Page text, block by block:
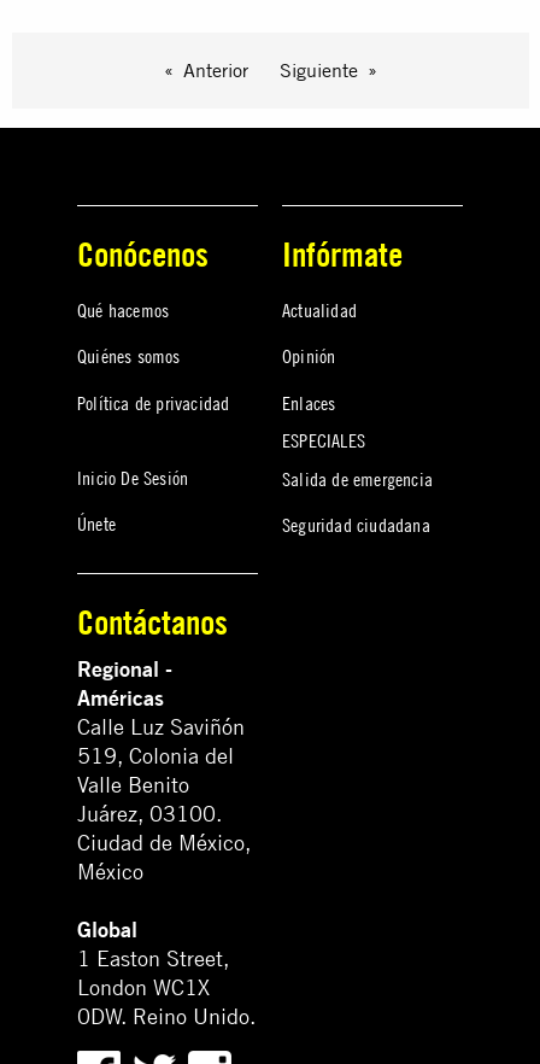
Anterior Siguiente
Conócenos
Qué hacemos
Quiénes somos
Política de privacidad
Inicio De Sesión
Únete
Infórmate
Actualidad
Opinión
Enlaces
ESPECIALES
Salida de emergencia
Seguridad ciudadana
Contáctanos
Regional -
Américas
Calle Luz Saviñón
519, Colonia del
Valle Benito
Juárez, 03100.
Ciudad de México,
México
Global
1 Easton Street,
London WC1X
0DW. Reino Unido.